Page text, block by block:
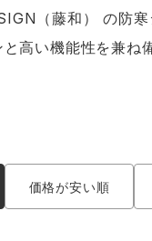
プリント加工対象商品
商事株式会
（藤和） の防
高い機能性を兼ね
価格が安い順